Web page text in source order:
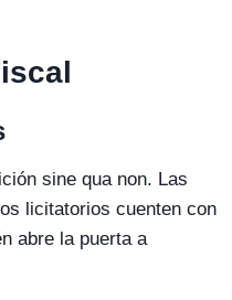
sine qua non. Las
licitatorios cuenten con
abre la puerta a